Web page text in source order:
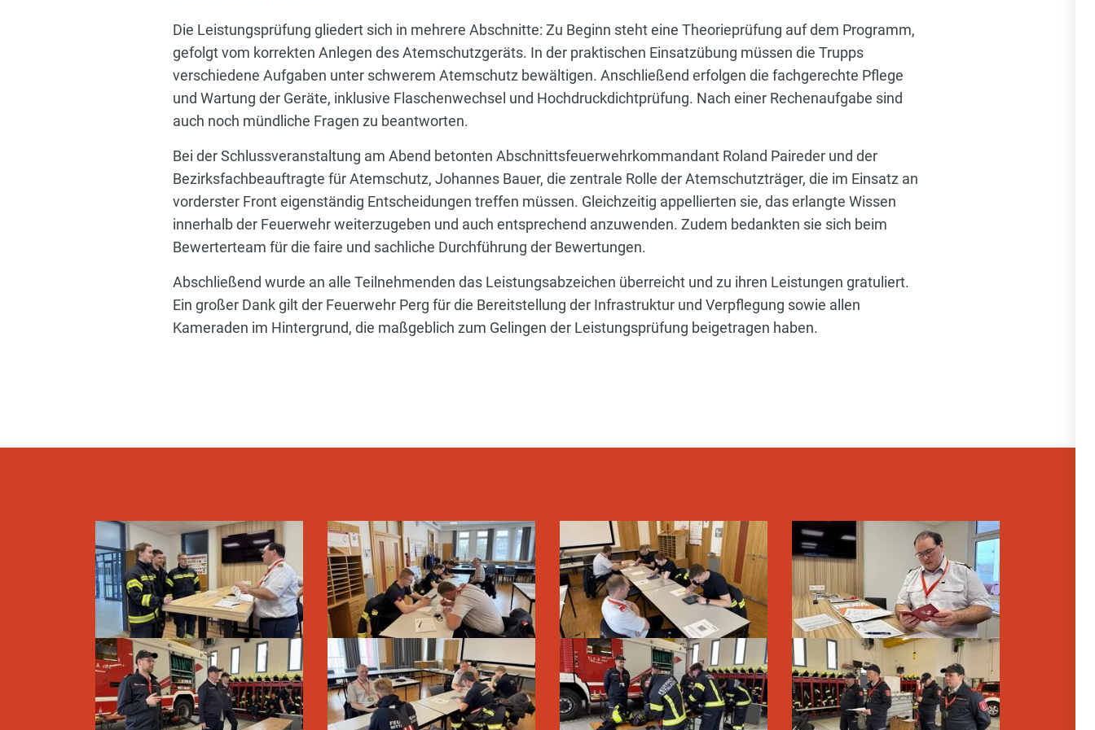
Die Leistungsprüfung gliedert sich in mehrere Abschnitte: Zu Beginn steht eine Theorieprüfung auf dem Programm,
gefolgt vom korrekten Anlegen des Atemschutzgeräts. In der praktischen Einsatzübung müssen die Trupps
verschiedene Aufgaben unter schwerem Atemschutz bewältigen. Anschließend erfolgen die fachgerechte Pflege
und Wartung der Geräte, inklusive Flaschenwechsel und Hochdruckdichtprüfung. Nach einer Rechenaufgabe sind
auch noch mündliche Fragen zu beantworten.
Bei der Schlussveranstaltung am Abend betonten Abschnittsfeuerwehrkommandant Roland Paireder und der
Bezirksfachbeauftragte für Atemschutz, Johannes Bauer, die zentrale Rolle der Atemschutzträger, die im Einsatz an
vorderster Front eigenständig Entscheidungen treffen müssen. Gleichzeitig appellierten sie, das erlangte Wissen
innerhalb der Feuerwehr weiterzugeben und auch entsprechend anzuwenden. Zudem bedankten sie sich beim
Bewerterteam für die faire und sachliche Durchführung der Bewertungen.
Abschließend wurde an alle Teilnehmenden das Leistungsabzeichen überreicht und zu ihren Leistungen gratuliert.
Ein großer Dank gilt der Feuerwehr Perg für die Bereitstellung der Infrastruktur und Verpflegung sowie allen
Kameraden im Hintergrund, die maßgeblich zum Gelingen der Leistungsprüfung beigetragen haben.